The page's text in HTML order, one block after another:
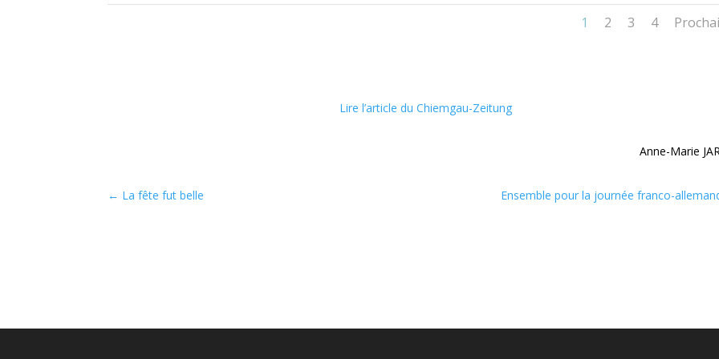
1 2 3 4
Lire l’article du Chiemgau-Zeitung
Anne-Marie
← La fête fut belle Ensemble pour la journée franco-